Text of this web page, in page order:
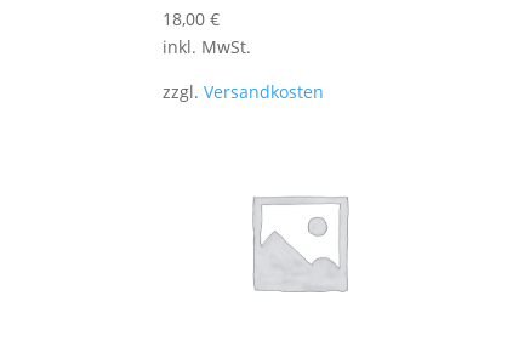
18,00€
inkl. MwSt.
zzgl.Versandkosten